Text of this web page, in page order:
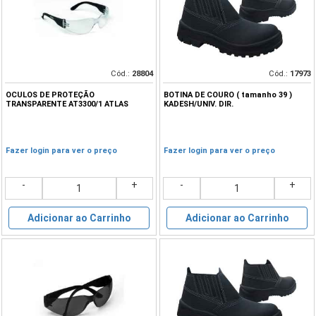
Cód.: 28804
OCULOS DE PROTEÇÃO
TRANSPARENTE AT3300/1 ATLAS
Fazer login para ver o preço
- +
Adicionar ao Carrinho
Cód.: 17973
BOTINA DE COURO ( tamanho 39 )
KADESH/UNIV. DIR.
Fazer login para ver o preço
- +
Adicionar ao Carrinho